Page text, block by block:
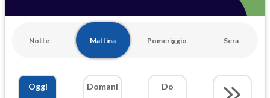
Notte Mattina Pomeriggio Sera
Oggi
Domani
Do